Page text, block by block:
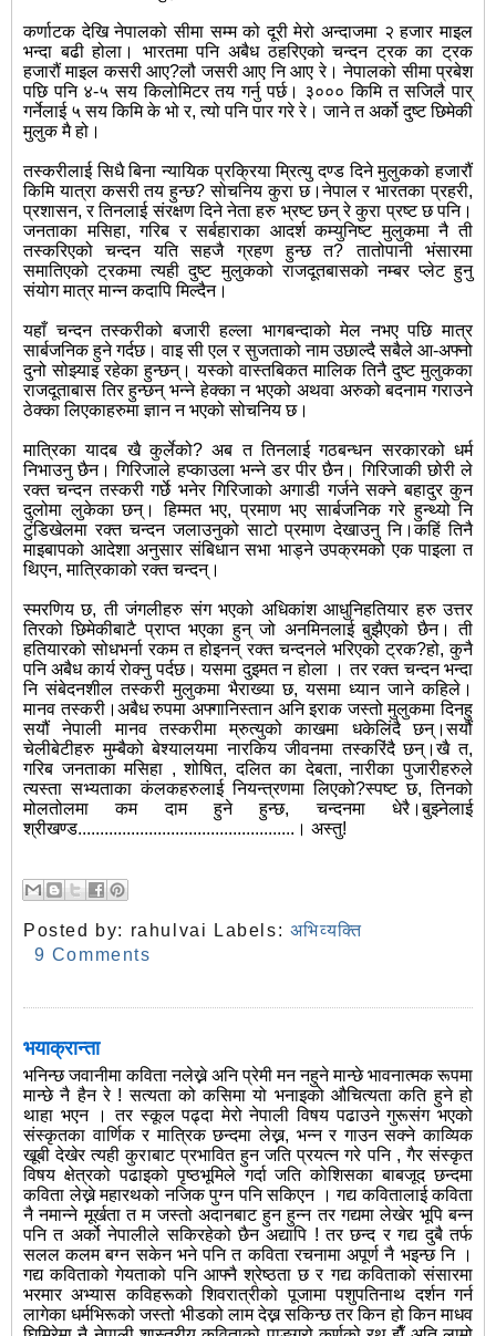
कर्णाटक देखि नेपालको सीमा सम्म को दूरी मेरो अन्दाजमा २ हजार माइल
भन्दा बढी होला। भारतमा पनि अबैध ठहरिएको चन्दन ट्रक का ट्रक
हजारौं माइल कसरी आए?लौ जसरी आए नि आए रे। नेपालको सीमा प्रबेश
पछि पनि ४-५ सय किलोमिटर तय गर्नु पर्छ। ३००० किमि त सजिलै पार्
गर्नेलाई ५ सय किमि के भो र, त्यो पनि पार गरे रे। जाने त अर्को दुष्ट छिमेकी
मुलुक मै हो।
तस्करीलाई सिधै बिना न्यायिक प्रक्रिया म्रित्यु दण्ड दिने मुलुकको हजारौं
किमि यात्रा कसरी तय हुन्छ? सोचनिय कुरा छ।नेपाल र भारतका प्रहरी,
प्रशासन, र तिनलाई संरक्षण दिने नेता हरु भ्रष्ट छन् रे कुरा प्रष्ट छ पनि।
जनताका मसिहा, गरिब र सर्बहाराका आदर्श कम्युनिष्ट मुलुकमा नै ती
तस्करिएको चन्दन यति सहजै ग्रहण हुन्छ त? तातोपानी भंसारमा
समातिएको ट्रकमा त्यही दुष्ट मुलुकको राजदूतबासको नम्बर प्लेट हुनु
संयोग मात्र मान्न कदापि मिल्दैन।
यहाँ चन्दन तस्करीको बजारी हल्ला भागबन्दाको मेल नभए पछि मात्र
सार्बजनिक हुने गर्दछ। वाइ सी एल र सुजताको नाम उछाल्दै सबैले आ-अफ्नो
दुनो सोझ्याइ रहेका हुन्छन्। यस्को वास्तबिकत मालिक तिनै दुष्ट मुलुकका
राजदूताबास तिर हुन्छन् भन्ने हेक्का न भएको अथवा अरुको बदनाम गराउने
ठेक्का लिएकाहरुमा ज्ञान न भएको सोचनिय छ।
मात्रिका यादब खै कुर्लेको? अब त तिनलाई गठबन्धन सरकारको धर्म
निभाउनु छैन। गिरिजाले हप्काउला भन्ने डर पीर छैन। गिरिजाकी छोरी ले
रक्त चन्दन तस्करी गर्छे भनेर गिरिजाको अगाडी गर्जने सक्ने बहादुर कुन
दुलोमा लुकेका छन्। हिम्मत भए, प्रमाण भए सार्बजनिक गरे हुन्थ्यो नि
टुंडिखेलमा रक्त चन्दन जलाउनुको साटो प्रमाण देखाउनु नि।कहिं तिनै
माइबापको आदेशा अनुसार संबिधान सभा भाड्ने उपक्रमको एक पाइला त
थिएन, मात्रिकाको रक्त चन्दन्।
स्मरणिय छ, ती जंगलीहरु संग भएको अधिकांश आधुनिहतियार हरु उत्तर
तिरको छिमेकीबाटै प्राप्त भएका हुन् जो अनमिनलाई बुझैएको छैन। ती
हतियारको सोधभर्ना रकम त होइनन् रक्त चन्दनले भरिएको ट्रक?हो, कुनै
पनि अबैध कार्य रोक्नु पर्दछ। यसमा दुइमत न होला । तर रक्त चन्दन भन्दा
नि संबेदनशील तस्करी मुलुकमा भैराख्या छ, यसमा ध्यान जाने कहिले।
मानव तस्करी।अबैध रुपमा अफ्गानिस्तान अनि इराक जस्तो मुलुकमा दिनहु
सयौं नेपाली मानव तस्करीमा म्रुत्युको काखमा धकेलिंदै छन्।सयौं
चेलीबेटीहरु मुम्बैको बेश्यालयमा नारकिय जीवनमा तस्करिंदै छन्।खै त,
गरिब जनताका मसिहा , शोषित, दलित का देबता, नारीका पुजारीहरुले
त्यस्ता सभ्यताका कंलकहरुलाई नियन्त्रणमा लिएको?स्पष्ट छ, तिनको
मोलतोलमा कम दाम हुने हुन्छ, चन्दनमा धेरै।बुझ्नेलाई
श्रीखण्ड.................................................। अस्तु!
Posted by: rahulvai Labels: अभिव्यक्ति
9 Comments
भयाक्रान्ता
भनिन्छ जवानीमा कविता नलेख्ने अनि प्रेमी मन नहुने मान्छे भावनात्मक रूपमा
मान्छे नै हैन रे ! सत्यता को कसिमा यो भनाइको औचित्यता कति हुने हो
थाहा भएन । तर स्कूल पढ्दा मेरो नेपाली विषय पढाउने गुरूसंग भएको
संस्कृतका वार्णिक र मात्रिक छन्दमा लेख्न, भन्न र गाउन सक्ने काव्यिक
खूबी देखेर त्यही कुराबाट प्रभावित हुन जति प्रयत्न गरे पनि , गैर संस्कृत
विषय क्षेत्रको पढाइको पृष्ठभूमिले गर्दा जति कोशिसका बाबजूद छन्दमा
कविता लेख्ने महारथको नजिक पुग्न पनि सकिएन । गद्य कवितालाई कविता
नै नमान्ने मूर्खता त म जस्तो अदानबाट हुन हुन्न तर गद्यमा लेखेर भूपि बन्न
पनि त अर्को नेपालीले सकिरहेको छैन अद्यापि ! तर छन्द र गद्य दुबै तर्फ
सलल कलम बग्न सकेन भने पनि त कविता रचनामा अपूर्ण नै भइन्छ नि ।
गद्य कविताको गेयताको पनि आफ्नै श्रेष्ठता छ र गद्य कविताको संसारमा
भरमार अभ्यास कविहरूको शिवरात्रीको पूजामा पशुपतिनाथ दर्शन गर्न
लागेका धर्मभिरूको जस्तो भीडको लाम देख्न सकिन्छ तर किन हो किन माधव